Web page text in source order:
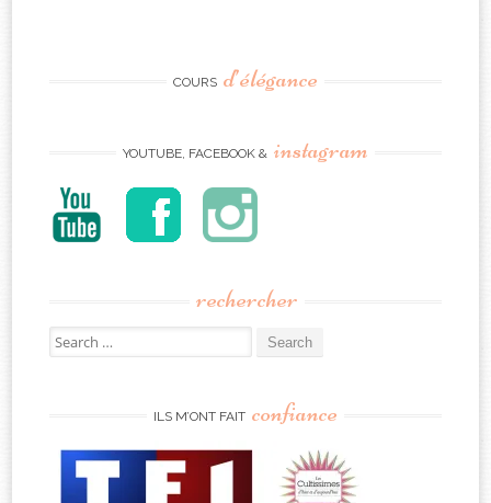
COURS d’élégance
YOUTUBE, FACEBOOK & instagram
rechercher
Search
for:
ILS M’ONT FAIT confiance